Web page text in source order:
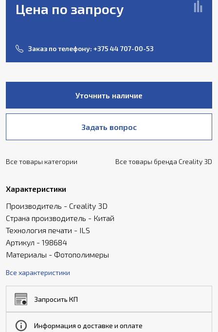
Цена по запросу
Заказ по телефону: +375 44 707-00-53
Уточнить наличие
Задать вопрос
Все товары категории Все товары бренда Creality 3D
Характеристики
Производитель - Creality 3D
Страна производитель - Китай
Технология печати - ILS
Артикул - 198684
Материалы - Фотополимеры
Все характеристики
Запросить КП
Информация о доставке и оплате